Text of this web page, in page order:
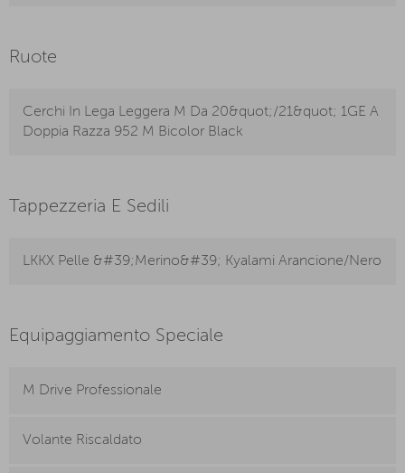
Ruote
Cerchi In Lega Leggera M Da 20&quot;/21&quot; 1GE A
Doppia Razza 952 M Bicolor Black
Tappezzeria E Sedili
LKKX Pelle &#39;Merino&#39; Kyalami Arancione/Nero
Equipaggiamento Speciale
M Drive Professionale
Volante Riscaldato